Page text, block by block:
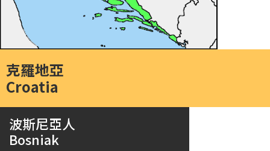
克羅地亞
Croatia
波斯尼亞人
Bosniak